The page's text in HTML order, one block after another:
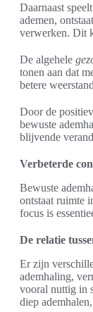
Daarnaast
ademen,
verwerken. Dit
De algehele
tonen aan dat
betere
Door de
bewuste
blijvende
Verbeterde
Bewuste
ontstaat ruimte
focus is
De relatie
Er zijn
ademhaling,
vooral nuttig in
diep